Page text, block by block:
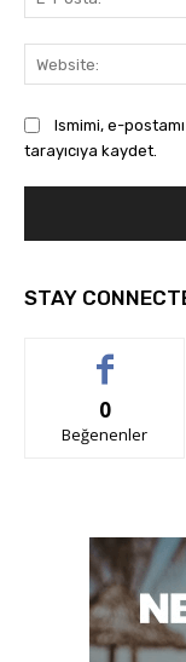
Ismimi, e-
tarayıcıya kaydet.
STAY
0
Beğenenler